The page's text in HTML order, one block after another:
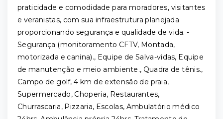
praticidade e comodidade para moradores, visitantes
e veranistas, com sua infraestrutura planejada
proporcionando segurança e qualidade de vida. -
Segurança (monitoramento CFTV, Montada,
motorizada e canina)., Equipe de Salva-vidas, Equipe
de manutenção e meio ambiente., Quadra de tênis.,
Campo de golf, 4 km de extensão de praia,
Supermercado, Choperia, Restaurantes,
Churrascaria, Pizzaria, Escolas, Ambulatório médico